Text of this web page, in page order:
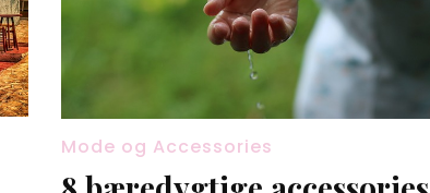
Mode og Accessories